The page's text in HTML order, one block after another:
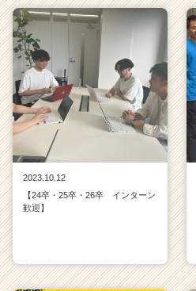
2023.10.12
【24卒・25卒・26卒 インターン
歓迎】